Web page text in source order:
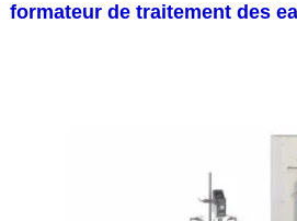
formateur de traitement des